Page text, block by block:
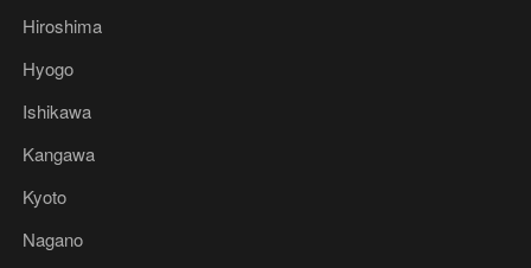
Hiroshima
Hyogo
Ishikawa
Kangawa
Kyoto
Nagano